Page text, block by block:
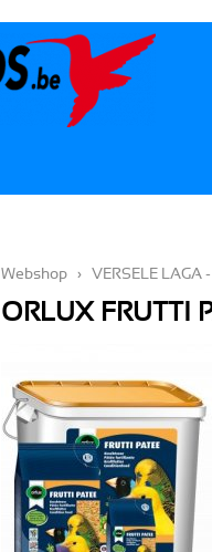
Webshop › VERSELE LAGA
ORLUX FRUTTI